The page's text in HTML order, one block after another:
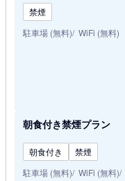
禁煙
駐車場 (無料) WiFi (無料)
朝食付き禁煙プラン
朝食付き
禁煙
駐車場 (無料) WiFi (無料)